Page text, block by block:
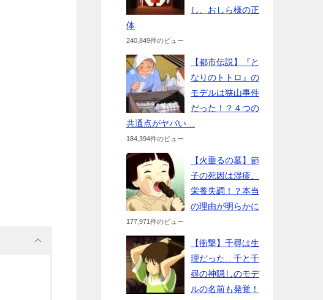
し、おしら様の正
体
240,849件のビュー
【都市伝説】『と
なりのトトロ』の
モデルは狭山事件
だった！？４つの
共通点がヤバい…
184,394件のビュー
【火垂るの墓】節
子の死因は湿疹、
栄養失調！？本当
の理由が明らかに
177,971件のビュー
【衝撃】千尋は生
理だった…千と千
尋の神隠しのモデ
ルの名前も発覚！